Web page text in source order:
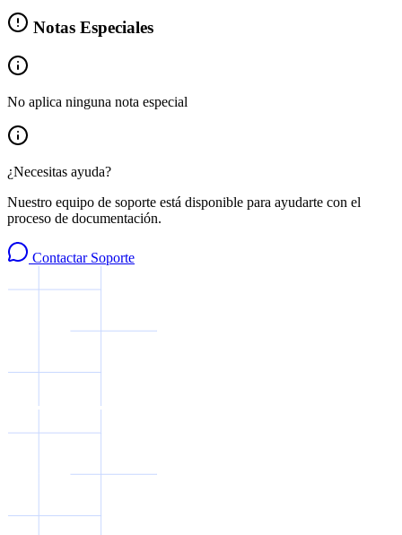
Notas Especiales
No aplica ninguna nota especial
¿Necesitas ayuda?
Nuestro equipo de soporte está disponible para ayudarte con el
proceso de documentación.
Contactar Soporte